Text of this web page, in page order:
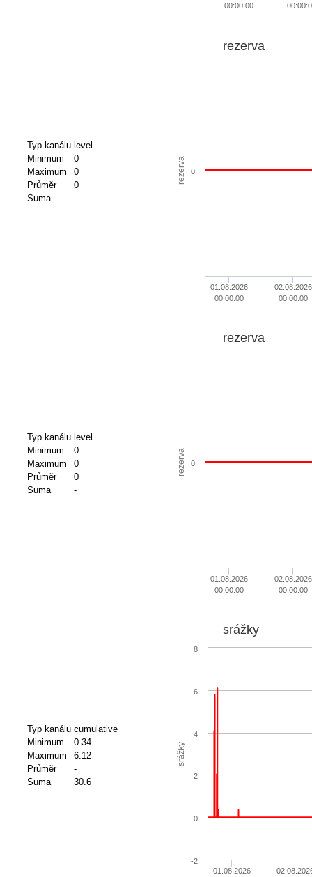
00:00:00
Typ kanálu level
Minimum
0
Maximum
0
Průměr
0
Suma
-
rezerva
rezerva
01.08.2026
00:00:00
02.08.2026
00:00:00
0
Typ kanálu level
Minimum
0
Maximum
0
Průměr
0
Suma
-
rezerva
rezerva
01.08.2026
00:00:00
02.08.2026
00:00:00
0
Typ kanálu cumulative
Minimum
0.34
Maximum
6.12
Průměr
-
Suma
30.6
srážky
srážky
01.08.2026
0
2
4
6
-2
8